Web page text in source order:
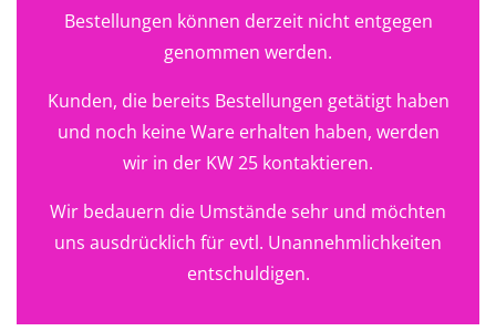
Bestellungen können derzeit nicht entgegen
genommen werden.
Kunden, die bereits Bestellungen getätigt haben
und noch keine Ware erhalten haben, werden
wir in der KW 25 kontaktieren.
Wir bedauern die Umstände sehr und möchten
uns ausdrücklich für evtl. Unannehmlichkeiten
entschuldigen.